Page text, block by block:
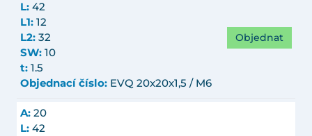
L: 42
L1: 12
L2: 32
SW: 10
t: 1.5
Objednací číslo: EVQ 20x20x1,5 / M6
Objednat
A: 20
L: 42